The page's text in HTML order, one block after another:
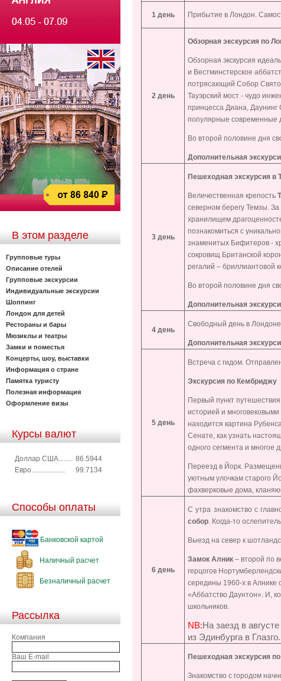
В этом разделе
Групповые туры
Описание отелей
Групповые экскурсии
Индивидуальные экскурсии
Шоппинг
Лондон для детей
Рестораны и бары
Мюзиклы и театры
Замки и поместья
Концерты, шоу, выставки
Информация о стране
Памятка туристу
Полезная информация
Оформление визы
Курсы валют
Доллар США........ 86.5944
Евро...................
99.7134
Способы оплаты
Банковской картой
Наличный расчет
Безналичный расчет
Рассылка
Компания
Ваш E-mail
1 день Прибытие в Лондон.
2 день
Обзорная экскурсия по
Обзорная экскурсия
и Вестминстерское
потрясающий Собор
Тауэрский мост - чудо
принцесса Диана, Даунинг
популярные современные
Во второй половине дня
Дополнительная
3 день
Пешеходная экскурсия в
Величественная крепость
северном берегу Темзы.
хранилищем
познакомиться с
знаменитых Бифитеров -
сокровищ Британской
регалий – бриллиантовой
Во второй половине дня
Дополнительная
4 день
Свободный день в
Дополнительная
5 день
Встреча с гидом.
Экскурсия по Кембриджу
Первый пункт
историей и
находится картина
Сенате, как узнать
одного сегмента и многое
Переезд в Йорк.
уютным улочкам старого
фахверковые дома,
6 день
С утра знакомство с
собор. Когда-то
Выезд на север к
Замок Алник – второй по
герцогов
середины 1960-х в Алнике
«Аббатство Даунтон». И,
школьников.
NB:На заезд в
из Эдинбурга в Глазго.
Пешеходная экскурсия
Знакомство с городом